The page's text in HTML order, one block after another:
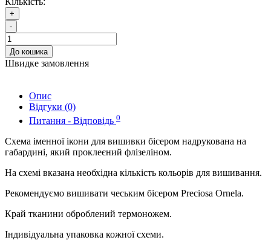
+
-
До кошика
Швидке замовлення
Опис
Відгуки (0)
Питання - Відповідь 0
Схема іменної ікони для вишивки бісером надрукована на
габардині, який проклеєний флізеліном.
На схемі вказана необхідна кількість кольорів для вишивання.
Рекомендуємо вишивати чеським бісером Preciosa Ornela.
Край тканини оброблений термоножем.
Індивідуальна упаковка кожної схеми.